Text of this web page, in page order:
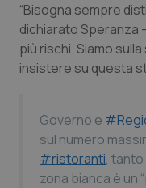
Piemonte
Provincia
Provincia
Puglia
HIV
Infezioni &
Ipertensione &
Malattie rare
“Bisogna sempre
dichiarato Speranza
più rischi. Siamo
insistere su questa
Governo e
sul numero
#ristoranti, tanto
zona bianca è un